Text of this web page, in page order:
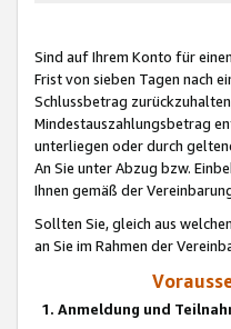
Sind auf Ihrem Konto für
Frist von sieben Tagen nach
Schlussbetrag
Mindestauszahlungsbetrag
unterliegen oder durch
An Sie unter Abzug bzw.
Ihnen gemäß der
Sollten Sie, gleich aus
an Sie im Rahmen der
1. Anmeldung und